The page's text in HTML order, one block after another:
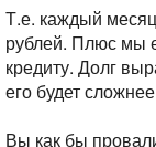
Т.е. каждый
рублей. Плюс мы
кредиту. Долг
его будет
Вы как бы